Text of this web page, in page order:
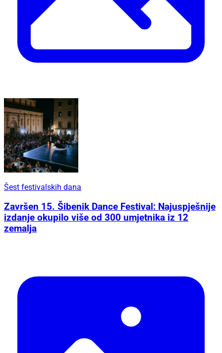
Šest festivalskih dana
Završen 15. Šibenik Dance Festival: Najuspješnije
izdanje okupilo više od 300 umjetnika iz 12
zemalja